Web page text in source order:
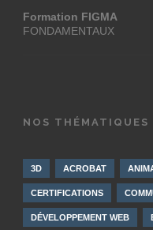
Formation FIGMA
FONDAMENTAUX
NOS THÉMATIQUES
3D ACROBAT
CERTIFICATIONS
DÉVELOPPEMENT WEB